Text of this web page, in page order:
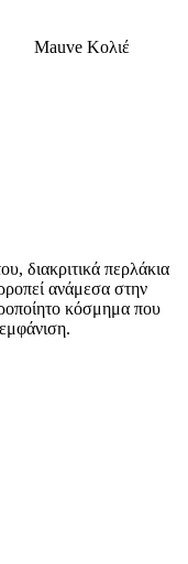
Mauve Κολιέ
διακριτικά περλάκια
ανάμεσα στην
κόσμημα που